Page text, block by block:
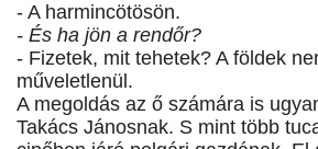
- A harmincötösön.
- És ha jön a rendőr?
- Fizetek, mit tehetek? A földek
műveletlenül.
A megoldás az ő számára is
Takács Jánosnak. S mint több